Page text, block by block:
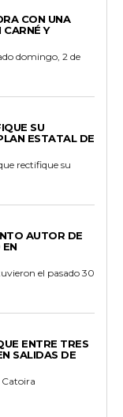
CON UNA
Y
domingo, 2 de
SU
ESTATAL DE
rectifique su
AUTOR DE
el pasado 30
ENTRE TRES
SALIDAS DE
Catoira